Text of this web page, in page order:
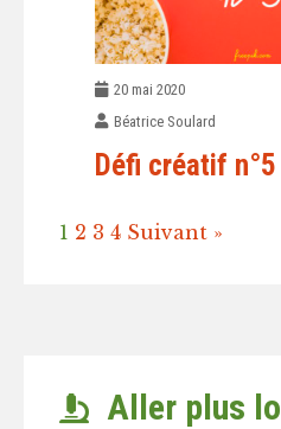
20 mai 2020
Béatrice Soulard
Défi créatif n°5
1 2 3 4 Suivant »
Aller plus